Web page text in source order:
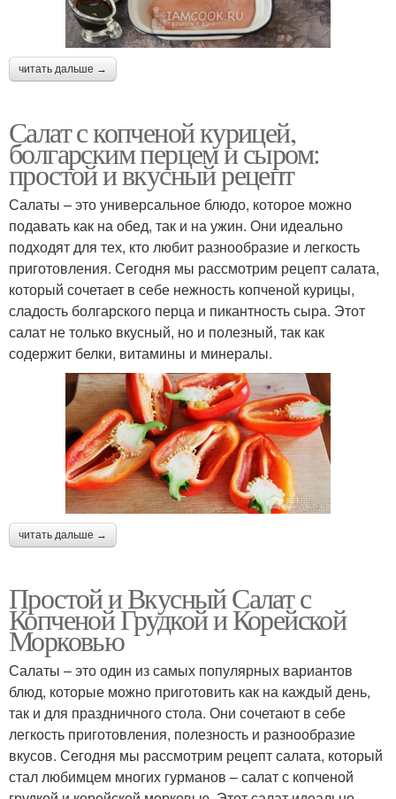
читать дальше →
Салат с копченой курицей,
болгарским перцем и сыром:
простой и вкусный рецепт
Салаты – это универсальное блюдо, которое можно
подавать как на обед, так и на ужин. Они идеально
подходят для тех, кто любит разнообразие и легкость
приготовления. Сегодня мы рассмотрим рецепт салата,
который сочетает в себе нежность копченой курицы,
сладость болгарского перца и пикантность сыра. Этот
салат не только вкусный, но и полезный, так как
содержит белки, витамины и минералы.
читать дальше →
Простой и Вкусный Салат с
Копченой Грудкой и Корейской
Морковью
Салаты – это один из самых популярных вариантов
блюд, которые можно приготовить как на каждый день,
так и для праздничного стола. Они сочетают в себе
легкость приготовления, полезность и разнообразие
вкусов. Сегодня мы рассмотрим рецепт салата, который
стал любимцем многих гурманов – салат с копченой